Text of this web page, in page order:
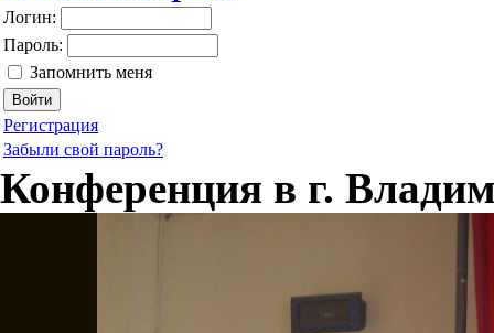
Логин:
Пароль:
Запомнить меня
Регистрация
Забыли свой пароль?
Конференция в г.